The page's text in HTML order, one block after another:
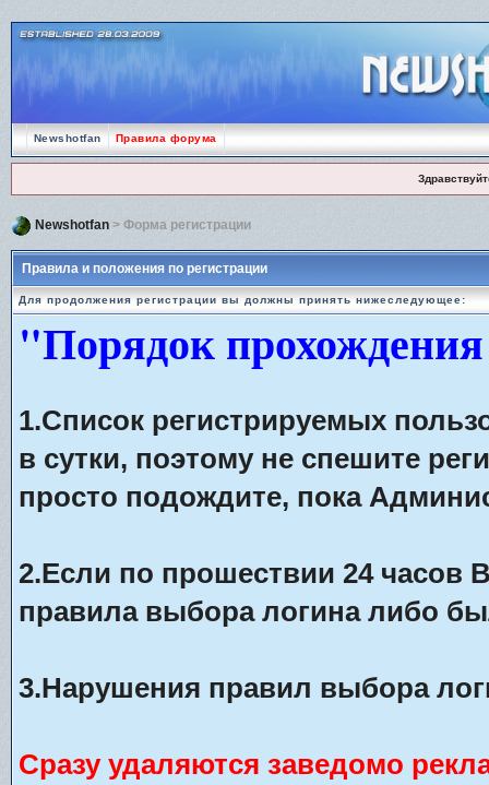
Newshotfan Правила форума
Newshotfan> Форма регистрации
Правила и положения по регистрации
Для продолжения регистрации вы должны принять нижеследующее:
"Порядок
1.Список регистрируемых
в сутки, поэтому не спешите
просто подождите, пока
2.Если по прошествии 24 часов
правила выбора логина либо
3.Нарушения правил выбора
Сразу удаляются заведомо